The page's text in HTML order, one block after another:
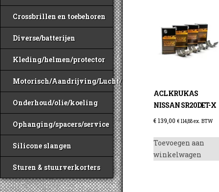
Crossbrillen en toebehoren
Diverse/batterijen
Kleding/helmen/protector
Motorisch/Aandrijving/Lucht/Benzine
Onderhoud/olie/koeling
Ophanging/spacers/service
Silicone slangen
Sturen & stuurverkorters
ACL KRUKAS
NISSAN SR20DET-X
€139,00 € 114,88ex. BTW
Toevoegen aan
winkelwagen